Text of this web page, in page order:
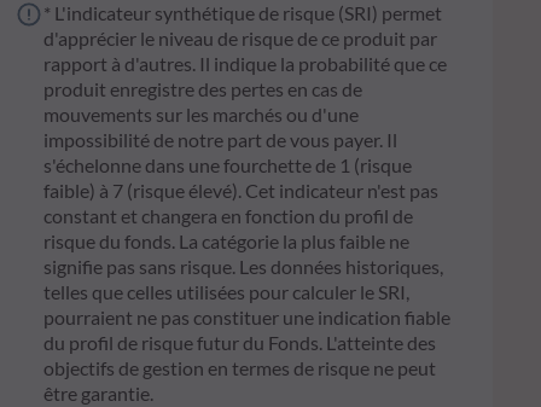
* L'indicateur synthétique de risque (SRI) permet
d'apprécier le niveau de risque de ce produit par
rapport à d'autres. Il indique la probabilité que ce
produit enregistre des pertes en cas de
mouvements sur les marchés ou d'une
impossibilité de notre part de vous payer. Il
s'échelonne dans une fourchette de 1 (risque
faible) à 7 (risque élevé). Cet indicateur n'est pas
constant et changera en fonction du profil de
risque du fonds. La catégorie la plus faible ne
signifie pas sans risque. Les données historiques,
telles que celles utilisées pour calculer le SRI,
pourraient ne pas constituer une indication fiable
du profil de risque futur du Fonds. L'atteinte des
objectifs de gestion en termes de risque ne peut
être garantie.